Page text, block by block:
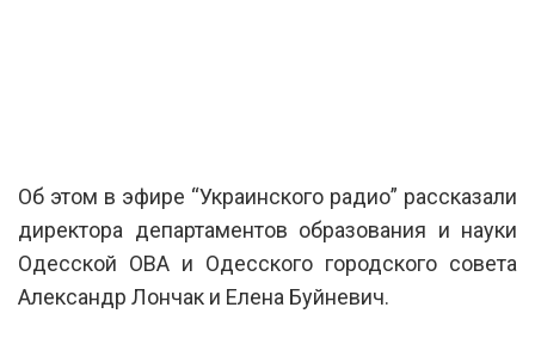
Об этом в эфире “Украинского радио” рассказали
директора департаментов образования и науки
Одесской ОВА и Одесского городского совета
Александр Лончак и Елена Буйневич.